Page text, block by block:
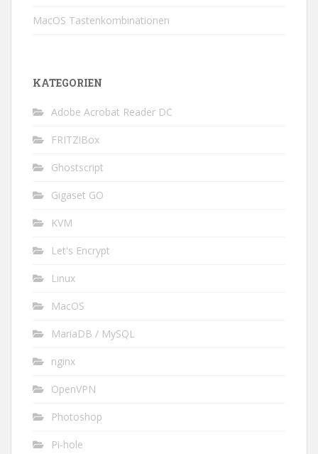
MacOS Tastenkombinationen
KATEGORIEN
Adobe Acrobat Reader DC
FRITZ!Box
Ghostscript
Gigaset GO
KVM
Let's Encrypt
Linux
MacOS
MariaDB / MySQL
nginx
OpenVPN
Photoshop
Pi-hole